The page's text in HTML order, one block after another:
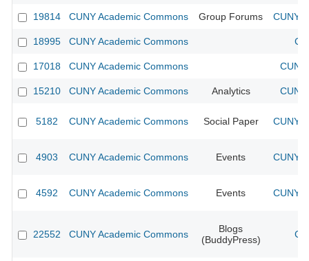
19814 CUNY Academic Commons Group Forums CUNY
18995 CUNY Academic Commons
17018 CUNY Academic Commons
15210 CUNY Academic Commons Analytics
5182 CUNY Academic Commons Social Paper CUNY
4903 CUNY Academic Commons Events CUNY
4592 CUNY Academic Commons Events CUNY
22552 CUNY Academic Commons
Blogs
(BuddyPress)